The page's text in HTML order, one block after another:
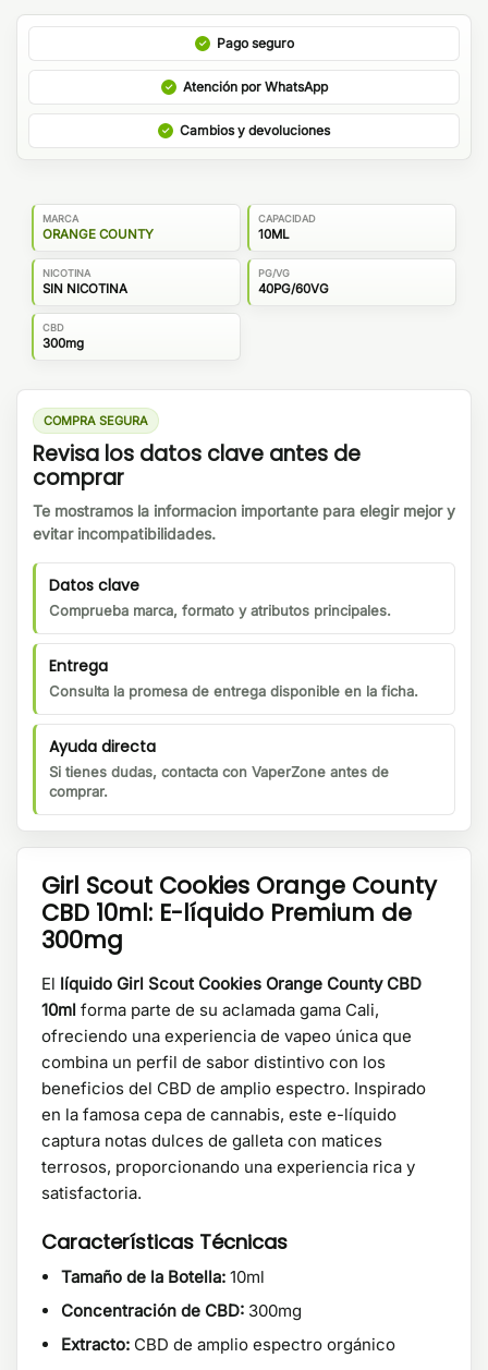
Pago seguro
Atención por WhatsApp
Cambios y devoluciones
MARCA
ORANGE COUNTY
CAPACIDAD
10ML
NICOTINA
SIN NICOTINA
PG/VG
40PG/60VG
CBD
300mg
COMPRA SEGURA
Revisa los datos clave antes de
comprar
Te mostramos la informacion importante para elegir mejor y
evitar incompatibilidades.
Datos clave
Comprueba marca, formato y atributos principales.
Entrega
Consulta la promesa de entrega disponible en la ficha.
Ayuda directa
Si tienes dudas, contacta con VaperZone antes de
comprar.
Girl Scout Cookies Orange County
CBD 10ml: E-líquido Premium de
300mg
El líquido Girl Scout Cookies Orange County CBD
10ml forma parte de su aclamada gama Cali,
ofreciendo una experiencia de vapeo única que
combina un perfil de sabor distintivo con los
beneficios del CBD de amplio espectro. Inspirado
en la famosa cepa de cannabis, este e-líquido
captura notas dulces de galleta con matices
terrosos, proporcionando una experiencia rica y
satisfactoria.
Características Técnicas
Tamaño de la Botella: 10ml
Concentración de CBD: 300mg
Extracto: CBD de amplio espectro orgánico